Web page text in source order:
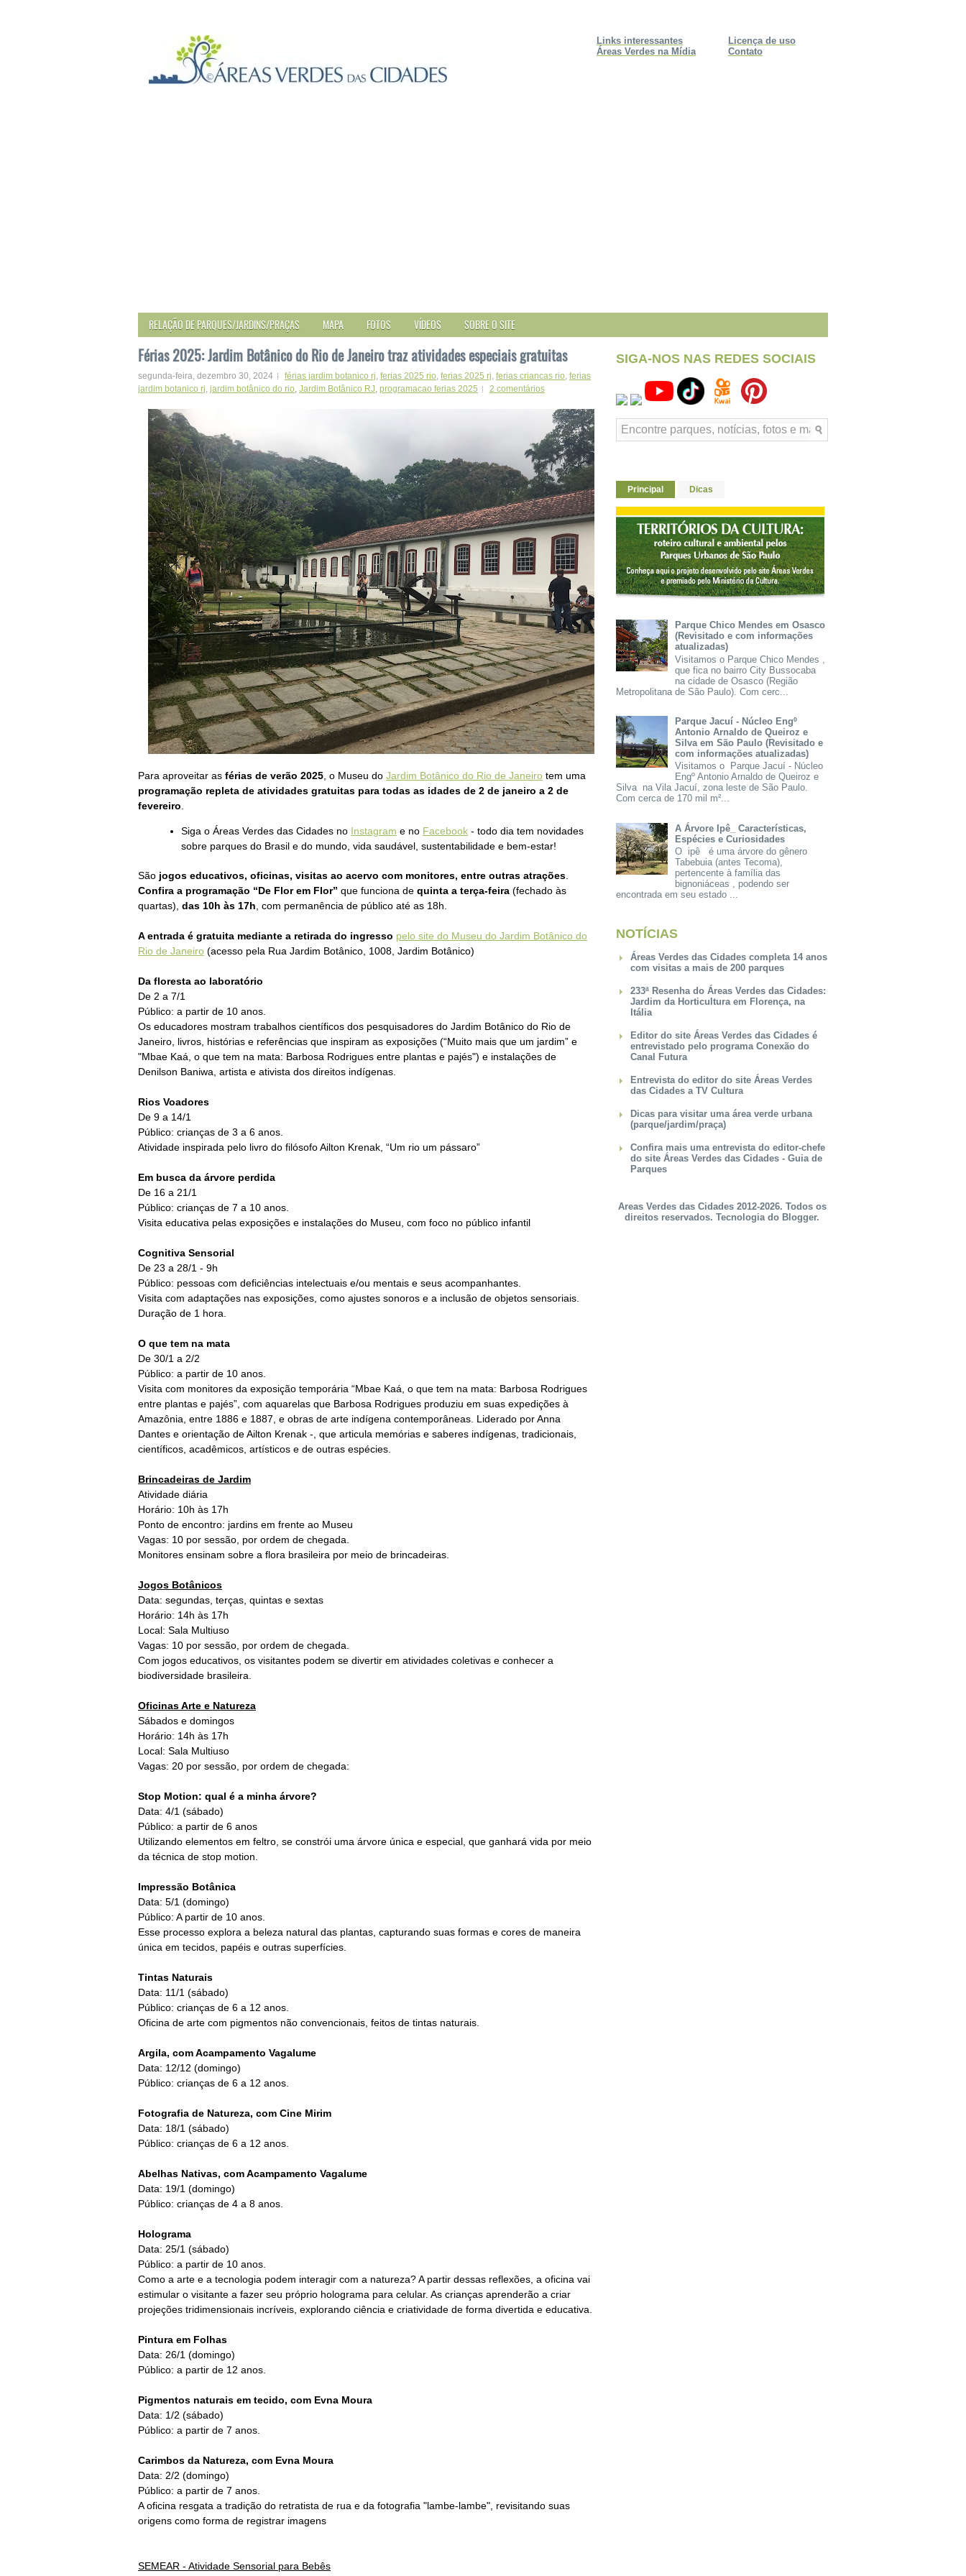
Licença de uso
Contato
Links interessantes
Áreas Verdes na Mídia
RELAÇÃO DE PARQUES/JARDINS/PRAÇAS MAPA FOTOS VÍDEOS SOBRE O SITE
Férias 2025: Jardim Botânico do Rio de Janeiro traz atividades especiais gratuitas
segunda-feira, dezembro 30, 2024 férias jardim botanico rj, ferias 2025 rio, ferias 2025 rj, ferias criancas rio, ferias
jardim botanico rj, jardim botânico do rio, Jardim Botânico RJ, programacao ferias 2025 2 comentários
Para aproveitar as férias de verão 2025 , o Museu do Jardim Botânico do Rio de Janeiro tem uma
programação repleta de atividades gratuitas para todas as idades de 2 de janeiro a 2 de
fevereiro
Siga o Áreas Verdes das Cidades no Instagram e no Facebook - todo dia tem novidades
sobre parques do Brasil e do mundo, vida saudável, sustentabilidade e bem-estar!
São jogos educativos, oficinas, visitas ao acervo com monitores, entre outras atrações
Confira a programação “De Flor em Flor” que funciona de quinta a terça-feira (fechado às
quartas), das 10h às 17h , com permanência de público até as 18h.
A entrada é gratuita mediante a retirada do ingresso pelo site do Museu do Jardim Botânico do
Rio de Janeiro (acesso pela Rua Jardim Botânico, 1008, Jardim Botânico)
Da floresta ao laboratório
De 2 a 7/1
Público: a partir de 10 anos.
Os educadores mostram trabalhos científicos dos pesquisadores do Jardim Botânico do Rio de
Janeiro, livros, histórias e referências que inspiram as exposições (“Muito mais que um jardim” e
"Mbae Kaá, o que tem na mata: Barbosa Rodrigues entre plantas e pajés") e instalações de
Denilson Baniwa, artista e ativista dos direitos indígenas.
Rios Voadores
De 9 a 14/1
Público: crianças de 3 a 6 anos.
Atividade inspirada pelo livro do filósofo Ailton Krenak, “Um rio um pássaro”
Em busca da árvore perdida
De 16 a 21/1
Público: crianças de 7 a 10 anos.
Visita educativa pelas exposições e instalações do Museu, com foco no público infantil
Cognitiva Sensorial
De 23 a 28/1 - 9h
Público: pessoas com deficiências intelectuais e/ou mentais e seus acompanhantes.
Visita com adaptações nas exposições, como ajustes sonoros e a inclusão de objetos sensoriais.
Duração de 1 hora.
O que tem na mata
De 30/1 a 2/2
Público: a partir de 10 anos.
Visita com monitores da exposição temporária “Mbae Kaá, o que tem na mata: Barbosa Rodrigues
entre plantas e pajés”, com aquarelas que Barbosa Rodrigues produziu em suas expedições à
Amazônia, entre 1886 e 1887, e obras de arte indígena contemporâneas. Liderado por Anna
Dantes e orientação de Ailton Krenak -, que articula memórias e saberes indígenas, tradicionais,
científicos, acadêmicos, artísticos e de outras espécies.
Brincadeiras de Jardim
Atividade diária
Horário: 10h às 17h
Ponto de encontro: jardins em frente ao Museu
Vagas: 10 por sessão, por ordem de chegada.
Monitores ensinam sobre a flora brasileira por meio de brincadeiras.
Jogos Botânicos
Data: segundas, terças, quintas e sextas
Horário: 14h às 17h
Local: Sala Multiuso
Vagas: 10 por sessão, por ordem de chegada.
Com jogos educativos, os visitantes podem se divertir em atividades coletivas e conhecer a
biodiversidade brasileira.
Oficinas Arte e Natureza
Sábados e domingos
Horário: 14h às 17h
Local: Sala Multiuso
Vagas: 20 por sessão, por ordem de chegada:
Stop Motion: qual é a minha árvore?
Data: 4/1 (sábado)
Público: a partir de 6 anos
Utilizando elementos em feltro, se constrói uma árvore única e especial, que ganhará vida por meio
da técnica de stop motion.
Impressão Botânica
Data: 5/1 (domingo)
Público: A partir de 10 anos.
Esse processo explora a beleza natural das plantas, capturando suas formas e cores de maneira
única em tecidos, papéis e outras superfícies.
Tintas Naturais
Data: 11/1 (sábado)
Público: crianças de 6 a 12 anos.
Oficina de arte com pigmentos não convencionais, feitos de tintas naturais.
Argila, com Acampamento Vagalume
Data: 12/12 (domingo)
Público: crianças de 6 a 12 anos.
Fotografia de Natureza, com Cine Mirim
Data: 18/1 (sábado)
Público: crianças de 6 a 12 anos.
Abelhas Nativas, com Acampamento Vagalume
Data: 19/1 (domingo)
Público: crianças de 4 a 8 anos.
Holograma
Data: 25/1 (sábado)
Público: a partir de 10 anos.
Como a arte e a tecnologia podem interagir com a natureza? A partir dessas reflexões, a oficina vai
estimular o visitante a fazer seu próprio holograma para celular. As crianças aprenderão a criar
projeções tridimensionais incríveis, explorando ciência e criatividade de forma divertida e educativa.
Pintura em Folhas
Data: 26/1 (domingo)
Público: a partir de 12 anos.
Pigmentos naturais em tecido, com Evna Moura
Data: 1/2 (sábado)
Público: a partir de 7 anos.
Carimbos da Natureza, com Evna Moura
Data: 2/2 (domingo)
Público: a partir de 7 anos.
A oficina resgata a tradição do retratista de rua e da fotografia "lambe-lambe", revisitando suas
origens como forma de registrar imagens
SEMEAR - Atividade Sensorial para Bebês
SIGA-NOS NAS REDES SOCIAIS
Principal Dicas
Parque Chico Mendes em Osasco
(Revisitado e com informações
atualizadas)
Visitamos o Parque Chico Mendes ,
que fica no bairro City Bussocaba
na cidade de Osasco (Região
Metropolitana de São Paulo). Com cerc...
Parque Jacuí - Núcleo Engº
Antonio Arnaldo de Queiroz e
Silva em São Paulo (Revisitado e
com informações atualizadas)
Visitamos o Parque Jacuí - Núcleo
Engº Antonio Arnaldo de Queiroz e
Silva na Vila Jacuí, zona leste de São Paulo.
Com cerca de 170 mil m²...
A Árvore Ipê_ Características,
Espécies e Curiosidades
O ipê é uma árvore do gênero
Tabebuia (antes Tecoma),
pertencente à família das
bignoniáceas , podendo ser
encontrada em seu estado ...
NOTÍCIAS
Áreas Verdes das Cidades completa 14 anos
com visitas a mais de 200 parques
233ª Resenha do Áreas Verdes das Cidades:
Jardim da Horticultura em Florença, na
Itália
Editor do site Áreas Verdes das Cidades é
entrevistado pelo programa Conexão do
Canal Futura
Entrevista do editor do site Áreas Verdes
das Cidades a TV Cultura
Dicas para visitar uma área verde urbana
(parque/jardim/praça)
Confira mais uma entrevista do editor-chefe
do site Áreas Verdes das Cidades - Guia de
Parques
Areas Verdes das Cidades 2012-2026. Todos os
direitos reservados. Tecnologia do Blogger.